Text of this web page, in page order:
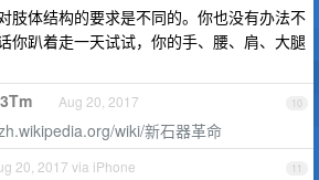
肢体结构的要求是不同的。你也没有办法不
你趴着走一天试试，你的手、腰、肩、大腿
10
Aug 20, 2017
wiki/新石器革命
11
20, 2017 via iPhone